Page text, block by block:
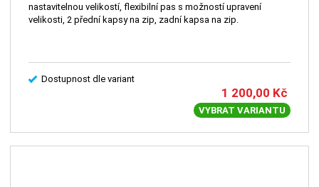
nastavitelnou velikostí, flexibilní pas s možností upravení
velikosti, 2 přední kapsy na zip, zadní kapsa na zip.
Dostupnost dle variant
1 200,00 Kč
VYBRAT VARIANTU